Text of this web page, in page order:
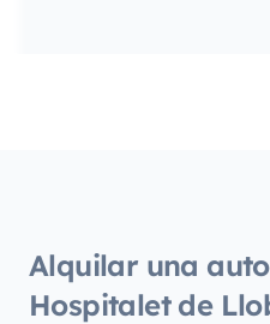
Alquilar una
Hospitalet de